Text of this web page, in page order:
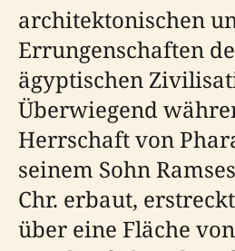
architektonischen
Errungenschaften
ägyptischen
Überwiegend
Herrschaft von
seinem Sohn
Chr. erbaut,
über eine Fläche